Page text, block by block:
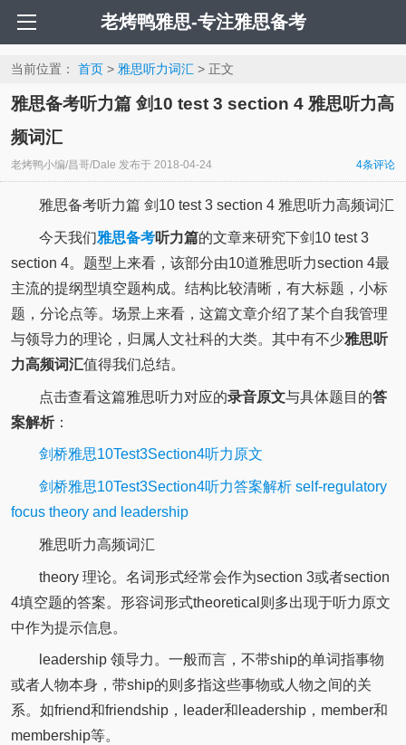
老烤鸭雅思-专注雅思备考
当前位置： 首页> 雅思听力词汇 > 正文
雅思备考听力篇 剑10 test 3 section 4 雅思听力高
频词汇
老烤鸭小编/昌哥/Dale 发布于 2018-04-24 4条评论
雅思备考听力篇 剑10 test 3 section 4 雅思听力高频词汇
今天我们雅思备考听力篇的文章来研究下剑10 test 3
section 4。题型上来看，该部分由10道雅思听力section 4最
主流的提纲型填空题构成。结构比较清晰，有大标题，小标
题，分论点等。场景上来看，这篇文章介绍了某个自我管理
与领导力的理论，归属人文社科的大类。其中有不少雅思听
力高频词汇值得我们总结。
点击查看这篇雅思听力对应的录音原文与具体题目的答
案解析：
剑桥雅思10Test3Section4听力原文
剑桥雅思10Test3Section4听力答案解析 self-regulatory
focus theory and leadership
雅思听力高频词汇
theory 理论。名词形式经常会作为section 3或者section
4填空题的答案。形容词形式theoretical则多出现于听力原文
中作为提示信息。
leadership 领导力。一般而言，不带ship的单词指事物
或者人物本身，带ship的则多指这些事物或人物之间的关
系。如friend和friendship，leader和leadership，member和
membership等。